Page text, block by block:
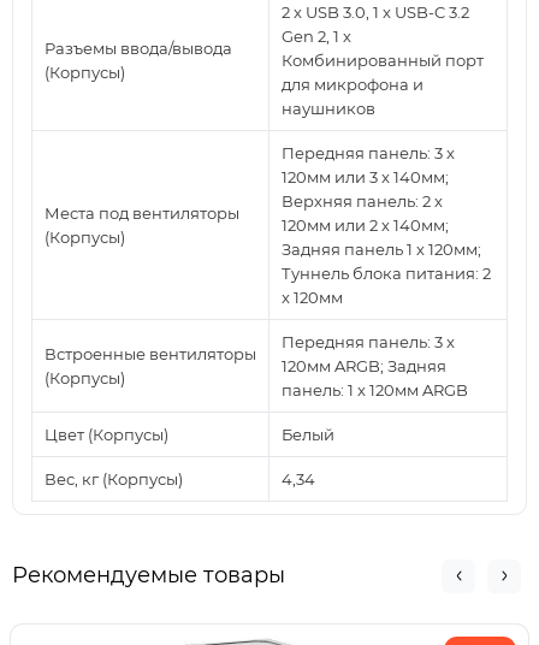
Разъемы ввода/вывода
(Корпусы)
2 x USB 3.0, 1 x USB-C 3.2
Gen 2, 1 х
Комбинированный порт
для микрофона и
наушников
Места под вентиляторы
(Корпусы)
Передняя панель: 3 x
120мм или 3 x 140мм;
Верхняя панель: 2 х
120мм или 2 х 140мм;
Задняя панель 1 х 120мм;
Туннель блока питания: 2
x 120мм
Встроенные вентиляторы
(Корпусы)
Передняя панель: 3 x
120мм ARGB; Задняя
панель: 1 x 120мм ARGB
Цвет (Корпусы) Белый
Вес, кг (Корпусы) 4,34
Рекомендуемые товары